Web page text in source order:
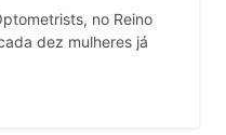
no Reino
dez mulheres já